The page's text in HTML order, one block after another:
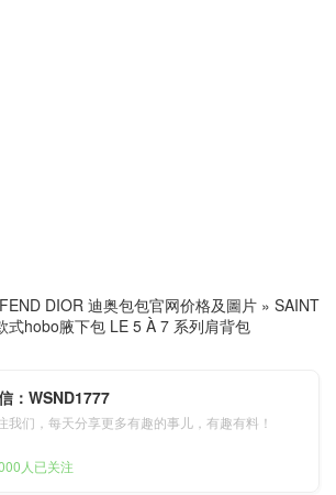
FEND DIOR 迪奥包包官网价格及圖片 » SAINT
式hobo腋下包 LE 5 À 7 系列肩背包
：WSND1777
我们，每天分享更多有趣的事儿，有趣有料！
人已关注